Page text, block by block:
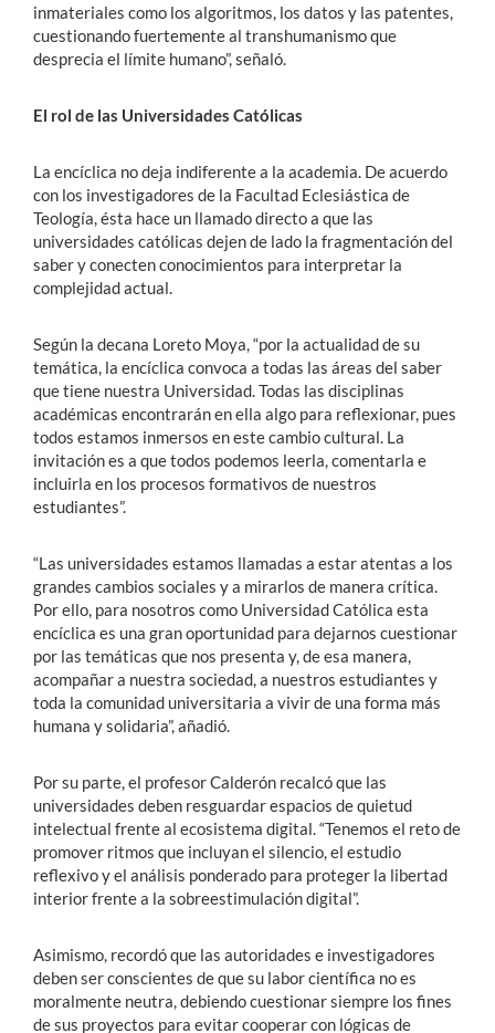
inmateriales como los algoritmos, los datos y las patentes,
cuestionando fuertemente al transhumanismo que
desprecia el límite humano”, señaló.
El rol de las Universidades Católicas
La encíclica no deja indiferente a la academia. De acuerdo
con los investigadores de la Facultad Eclesiástica de
Teología, ésta hace un llamado directo a que las
universidades católicas dejen de lado la fragmentación del
saber y conecten conocimientos para interpretar la
complejidad actual.
Según la decana Loreto Moya, “por la actualidad de su
temática, la encíclica convoca a todas las áreas del saber
que tiene nuestra Universidad. Todas las disciplinas
académicas encontrarán en ella algo para reflexionar, pues
todos estamos inmersos en este cambio cultural. La
invitación es a que todos podemos leerla, comentarla e
incluirla en los procesos formativos de nuestros
estudiantes”.
“Las universidades estamos llamadas a estar atentas a los
grandes cambios sociales y a mirarlos de manera crítica.
Por ello, para nosotros como Universidad Católica esta
encíclica es una gran oportunidad para dejarnos cuestionar
por las temáticas que nos presenta y, de esa manera,
acompañar a nuestra sociedad, a nuestros estudiantes y
toda la comunidad universitaria a vivir de una forma más
humana y solidaria”, añadió.
Por su parte, el profesor Calderón recalcó que las
universidades deben resguardar espacios de quietud
intelectual frente al ecosistema digital. “Tenemos el reto de
promover ritmos que incluyan el silencio, el estudio
reflexivo y el análisis ponderado para proteger la libertad
interior frente a la sobreestimulación digital”.
Asimismo, recordó que las autoridades e investigadores
deben ser conscientes de que su labor científica no es
moralmente neutra, debiendo cuestionar siempre los fines
de sus proyectos para evitar cooperar con lógicas de